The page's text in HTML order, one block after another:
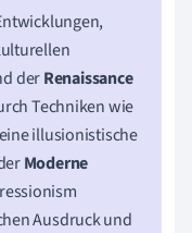
derRenaissance
Techniken wie
illusionistische
Moderne
Ausdruck und